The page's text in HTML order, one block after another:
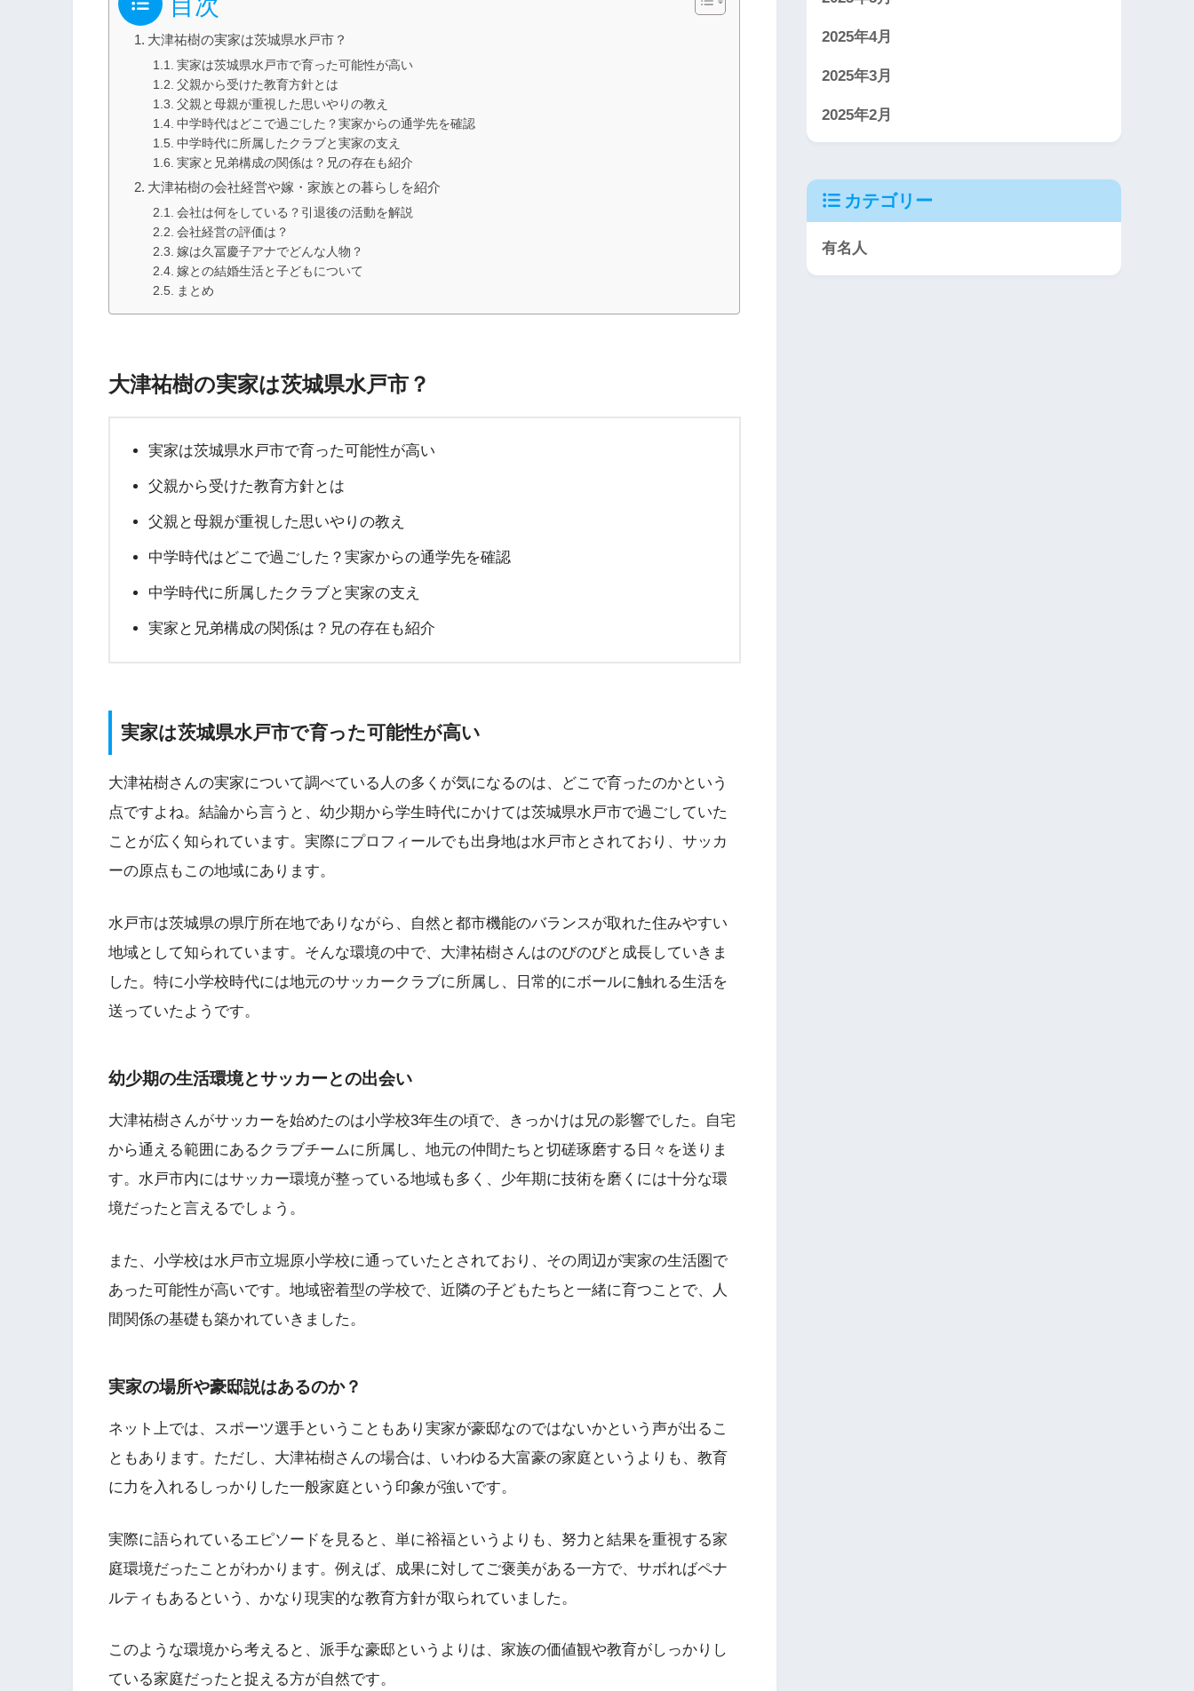
目次
大津祐樹の実家は茨城県水戸市？
実家は茨城県水戸市で育った可能性が高い
父親から受けた教育方針とは
父親と母親が重視した思いやりの教え
中学時代はどこで過ごした？実家からの通学先を確認
中学時代に所属したクラブと実家の支え
実家と兄弟構成の関係は？兄の存在も紹介
大津祐樹の会社経営や嫁・家族との暮らしを紹介
会社は何をしている？引退後の活動を解説
会社経営の評価は？
嫁は久冨慶子アナでどんな人物？
嫁との結婚生活と子どもについて
まとめ
大津祐樹の実家は茨城県水戸市？
実家は茨城県水戸市で育った可能性が高い
父親から受けた教育方針とは
父親と母親が重視した思いやりの教え
中学時代はどこで過ごした？実家からの通学先を確認
中学時代に所属したクラブと実家の支え
実家と兄弟構成の関係は？兄の存在も紹介
実家は茨城県水戸市で育った可能性が高い
大津祐樹さんの実家について調べている人の多くが気になるのは、どこで育ったのかという
点ですよね。結論から言うと、幼少期から学生時代にかけては茨城県水戸市で過ごしていた
ことが広く知られています。実際にプロフィールでも出身地は水戸市とされており、サッカ
ーの原点もこの地域にあります。
水戸市は茨城県の県庁所在地でありながら、自然と都市機能のバランスが取れた住みやすい
地域として知られています。そんな環境の中で、大津祐樹さんはのびのびと成長していきま
した。特に小学校時代には地元のサッカークラブに所属し、日常的にボールに触れる生活を
送っていたようです。
幼少期の生活環境とサッカーとの出会い
大津祐樹さんがサッカーを始めたのは小学校3年生の頃で、きっかけは兄の影響でした。自宅
から通える範囲にあるクラブチームに所属し、地元の仲間たちと切磋琢磨する日々を送りま
す。水戸市内にはサッカー環境が整っている地域も多く、少年期に技術を磨くには十分な環
境だったと言えるでしょう。
また、小学校は水戸市立堀原小学校に通っていたとされており、その周辺が実家の生活圏で
あった可能性が高いです。地域密着型の学校で、近隣の子どもたちと一緒に育つことで、人
間関係の基礎も築かれていきました。
実家の場所や豪邸説はあるのか？
ネット上では、スポーツ選手ということもあり実家が豪邸なのではないかという声が出るこ
ともあります。ただし、大津祐樹さんの場合は、いわゆる大富豪の家庭というよりも、教育
に力を入れるしっかりした一般家庭という印象が強いです。
実際に語られているエピソードを見ると、単に裕福というよりも、努力と結果を重視する家
庭環境だったことがわかります。例えば、成果に対してご褒美がある一方で、サボればペナ
ルティもあるという、かなり現実的な教育方針が取られていました。
このような環境から考えると、派手な豪邸というよりは、家族の価値観や教育がしっかりし
ている家庭だったと捉える方が自然です。
2025年4月
2025年3月
2025年2月
カテゴリー
有名人